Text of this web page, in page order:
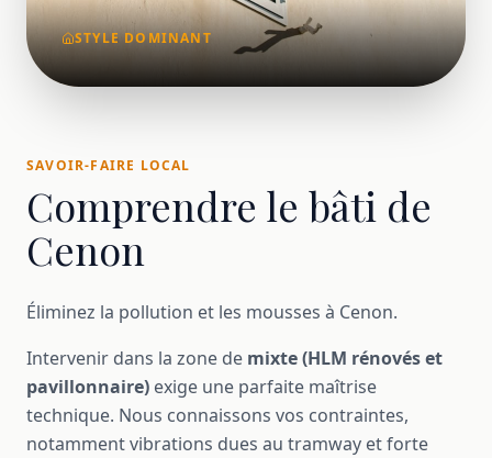
SAVOIR-FAIRE LOCAL
Comprendre le bâti de
Cenon
Éliminez la pollution et les mousses à Cenon.
Intervenir dans la zone de mixte (HLM rénovés et
pavillonnaire) exige une parfaite maîtrise
technique. Nous connaissons vos contraintes,
notamment vibrations dues au tramway et forte
STYLE DOMINANT